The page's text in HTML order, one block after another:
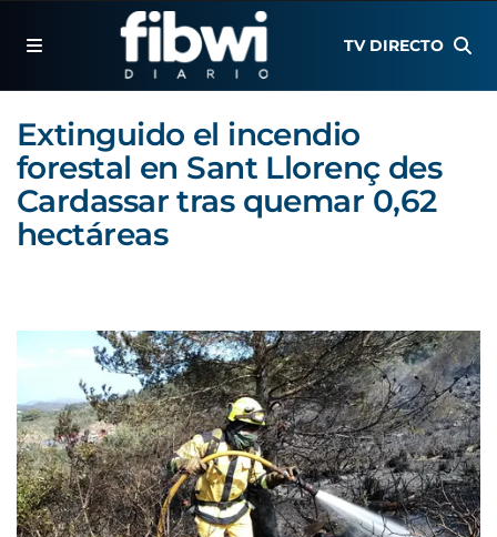
TV DIRECTO
Extinguido el incendio
forestal en Sant Llorenç des
Cardassar tras quemar 0,62
hectáreas